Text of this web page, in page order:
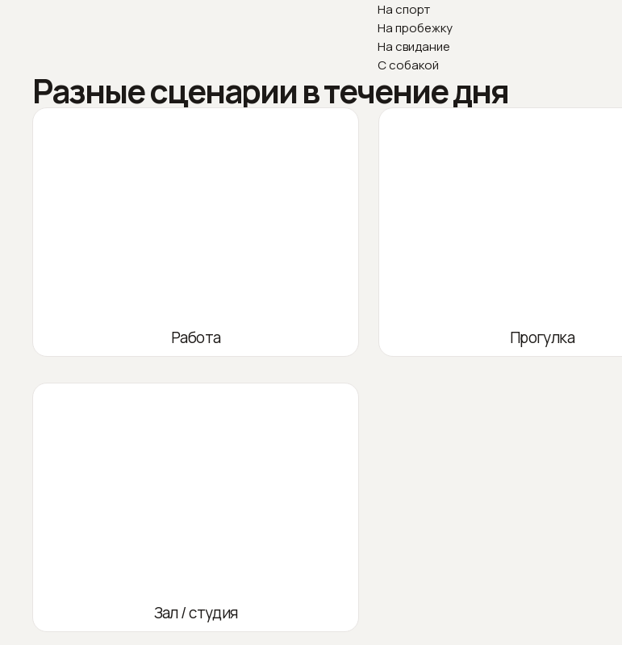
На спорт
На пробежку
На свидание
С собакой
Разные сценарии в течение дня
Работа Прогулка
Зал / студия